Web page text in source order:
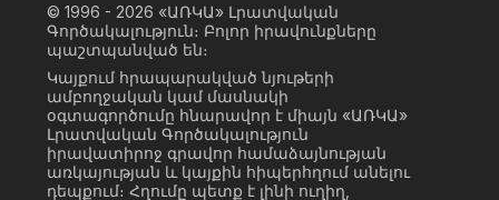
© 1996 - 2026 «ԱՌԿԱ» Լրատվական
Գործակալություն։ Բոլոր իրավունքները
պաշտպանված են։
Կայքում հրապարակված նյութերի
ամբողջական կամ մասնակի
օգտագործումը հնարավոր է միայն «ԱՌԿԱ»
Լրատվական Գործակալություն
իրավատիրոջ գրավոր համաձայնության
առկայության և կայքին հիպերհղում անելու
դեպքում։ Հղումը պետք է լինի ուղիղ,